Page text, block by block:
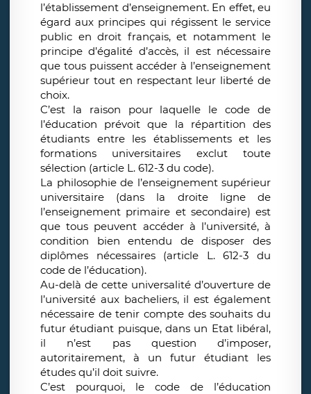
l’établissement d’enseignement. En effet, eu
égard aux principes qui régissent le service
public en droit français, et notamment le
principe d’égalité d’accès, il est nécessaire
que tous puissent accéder à l’enseignement
supérieur tout en respectant leur liberté de
choix.
C’est la raison pour laquelle le code de
l’éducation prévoit que la répartition des
étudiants entre les établissements et les
formations universitaires exclut toute
sélection (article L. 612-3 du code).
La philosophie de l’enseignement supérieur
universitaire (dans la droite ligne de
l’enseignement primaire et secondaire) est
que tous peuvent accéder à l’université, à
condition bien entendu de disposer des
diplômes nécessaires (article L. 612-3 du
code de l’éducation).
Au-delà de cette universalité d’ouverture de
l’université aux bacheliers, il est également
nécessaire de tenir compte des souhaits du
futur étudiant puisque, dans un Etat libéral,
il n’est pas question d’imposer,
autoritairement, à un futur étudiant les
études qu’il doit suivre.
C’est pourquoi, le code de l’éducation